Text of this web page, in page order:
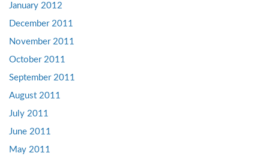
January 2012
December 2011
November 2011
October 2011
September 2011
August 2011
July 2011
June 2011
May 2011